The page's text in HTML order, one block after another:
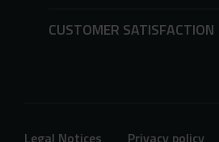
CUSTOMER SATISFACTION
Legal Notices Privacy policy